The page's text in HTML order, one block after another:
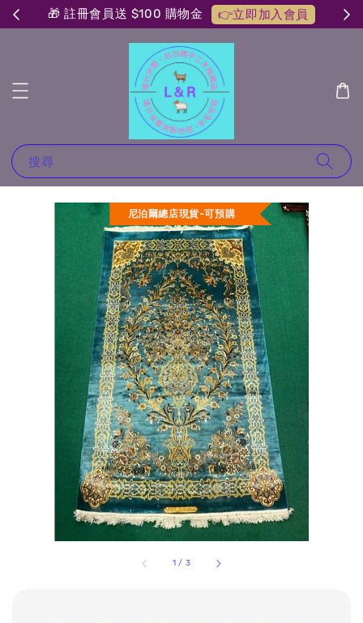
🎁 註冊會員送 $100 購物金 👉立即加入會員
搜尋
1 / 3
尼泊爾總店現貨-可預購